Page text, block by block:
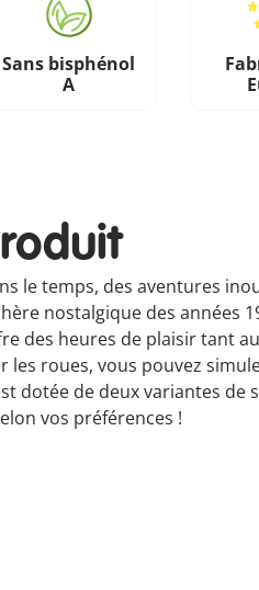
Sans bisphénol
A
le temps, des aventures
nostalgique des années
des heures de plaisir tant
roues, vous pouvez
dotée de deux variantes
vos préférences !